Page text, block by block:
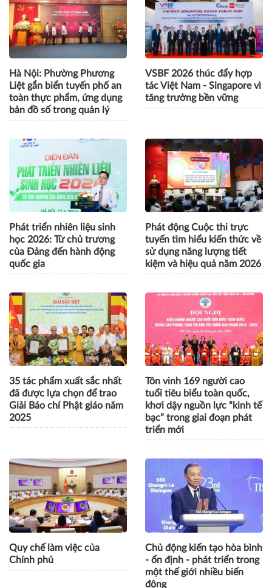
do Việt Nam – EFTA đàm
phán thành công, mở
đường cho tăng trưởng hải
sản Na Uy mạnh mẽ hơn
Phát triển mở rộng quy mô,
thành lập hai phân hiệu tại
Bắc Ninh và Đà Nẵng
Hà Nội: Phường Phương
Liệt gắn biển tuyến phố an
toàn thực phẩm, ứng dụng
bản đồ số trong quản lý
VSBF 2026 thúc đẩy hợp
tác Việt Nam - Singapore vì
tăng trưởng bền vững
Phát triển nhiên liệu sinh
học 2026: Từ chủ trương
của Đảng đến hành động
quốc gia
Phát động Cuộc thi trực
tuyến tìm hiểu kiến thức về
sử dụng năng lượng tiết
kiệm và hiệu quả năm 2026
35 tác phẩm xuất sắc nhất
đã được lựa chọn để trao
Giải Báo chí Phật giáo năm
2025
Tôn vinh 169 người cao
tuổi tiêu biểu toàn quốc,
khơi dậy nguồn lực “kinh tế
bạc” trong giai đoạn phát
triển mới